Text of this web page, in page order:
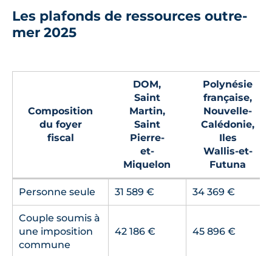
Les plafonds de ressources outre-
mer 2025
Composition
du foyer
fiscal
DOM,
Saint
Martin,
Saint
Pierre-
et-
Miquelon
Polynésie
française,
Nouvelle-
Calédonie,
Iles
Wallis-et-
Futuna
Personne seule 31 589 € 34 369 €
Couple soumis à
une imposition
commune
42 186 € 45 896 €